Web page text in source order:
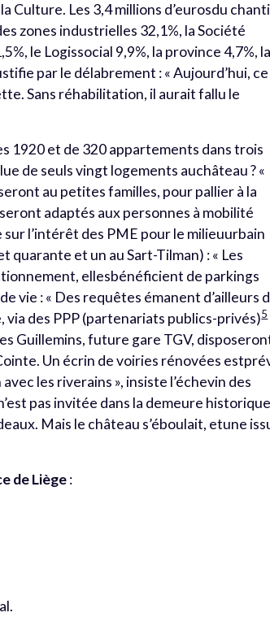
Culture. Les 3,4 millions d’eurosdu
zones industrielles 32,1%, la Société
le Logissocial 9,9%, la province 4,7%,
par le délabrement : « Aujourd’hui, ce
Sans réhabilitation, il aurait fallu le
1920 et de 320 appartements dans trois
de seuls vingt logements auchâteau ? «
au petites familles, pour pallier à la
adaptés aux personnes à mobilité
l’intérêt des PME pour le milieuurbain
et un au Sart-Tilman) : « Les
ellesbénéficient de parkings
vie : « Des requêtes émanent d’ailleurs
des PPP (partenariats publics-privés)5
Guillemins, future gare TGV,
Un écrin de voiries rénovées
les riverains », insiste l’échevin des
pas invitée dans la demeure
Mais le château s’éboulait, etune
de Liège: